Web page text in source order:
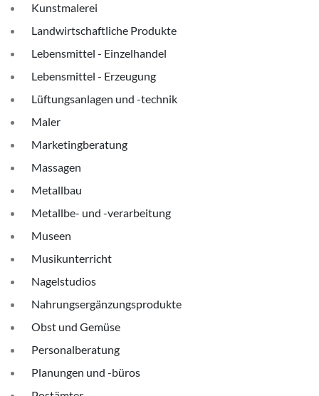
Kunstmalerei
Landwirtschaftliche Produkte
Lebensmittel - Einzelhandel
Lebensmittel - Erzeugung
Lüftungsanlagen und -technik
Maler
Marketingberatung
Massagen
Metallbau
Metallbe- und -verarbeitung
Museen
Musikunterricht
Nagelstudios
Nahrungsergänzungsprodukte
Obst und Gemüse
Personalberatung
Planungen und -büros